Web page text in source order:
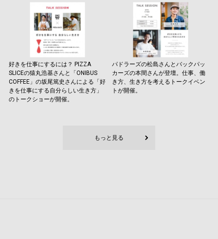
好きを仕事にするには？ PIZZA
SLICEの猿丸浩基さんと「ONIBUS
COFFEE」の坂尾篤史さんによる「好
きを仕事にする自分らしい生き方」
のトークショーが開催。
パドラーズの松島さんとバックパッ
カーズの本間さんが登壇。仕事、働
き方、生き方を考えるトークイベン
トが開催。
もっと見る